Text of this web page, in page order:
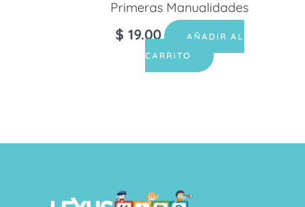
Primeras Manualidades
$ 19.00
AÑADIR AL
CARRITO